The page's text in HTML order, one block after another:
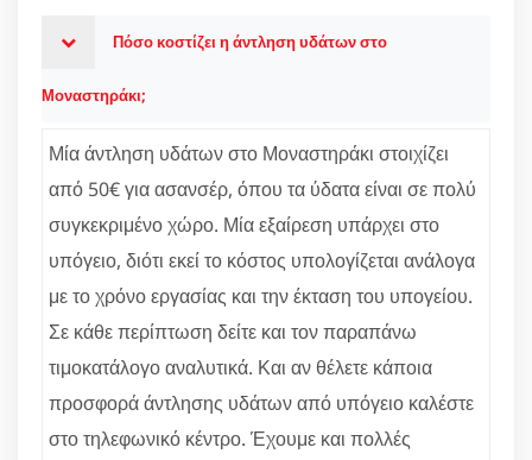
Πόσο κοστίζει η άντληση υδάτων στο
Μοναστηράκι;
Μία άντληση υδάτων στο Μοναστηράκι στοιχίζει
από 50€ για ασανσέρ, όπου τα ύδατα είναι σε πολύ
συγκεκριμένο χώρο. Μία εξαίρεση υπάρχει στο
υπόγειο, διότι εκεί το κόστος υπολογίζεται ανάλογα
με το χρόνο εργασίας και την έκταση του υπογείου.
Σε κάθε περίπτωση δείτε και τον παραπάνω
τιμοκατάλογο αναλυτικά. Και αν θέλετε κάποια
προσφορά άντλησης υδάτων από υπόγειο καλέστε
στο τηλεφωνικό κέντρο. Έχουμε και πολλές